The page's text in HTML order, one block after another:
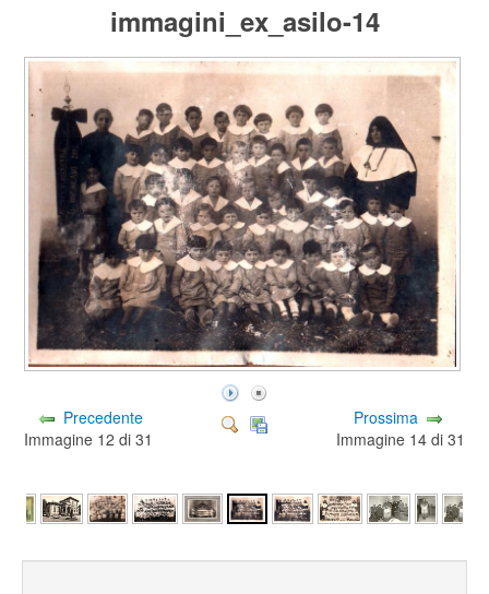
immagini_ex_asilo-14
Precedente
Immagine 12 di 31
Prossima
Immagine 14 di 31